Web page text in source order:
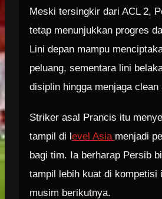
Meski tersingkir dari ACL 2,
tetap menunjukkan progres
Lini depan mampu
peluang, sementara lini
disiplin hingga menjaga clean
Striker asal Prancis itu
tampil di level Asia menjadi
bagi tim. Ia berharap Persib
tampil lebih kuat di kompetisi
musim berikutnya.